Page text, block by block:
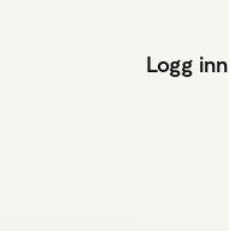
Logg inn